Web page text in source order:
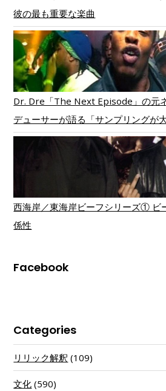
彼の最も重要な楽曲
Dr. Dre「The Next Episode」の元
デューサーが語る「サンプリングが
西海岸／東海岸ビーフシリーズ① ビ
係性
Facebook
Categories
リリック解釈 (109)
文化 (590)